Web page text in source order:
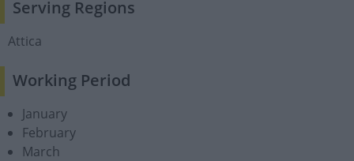
Serving Regions
Attica
Working Period
January
February
March